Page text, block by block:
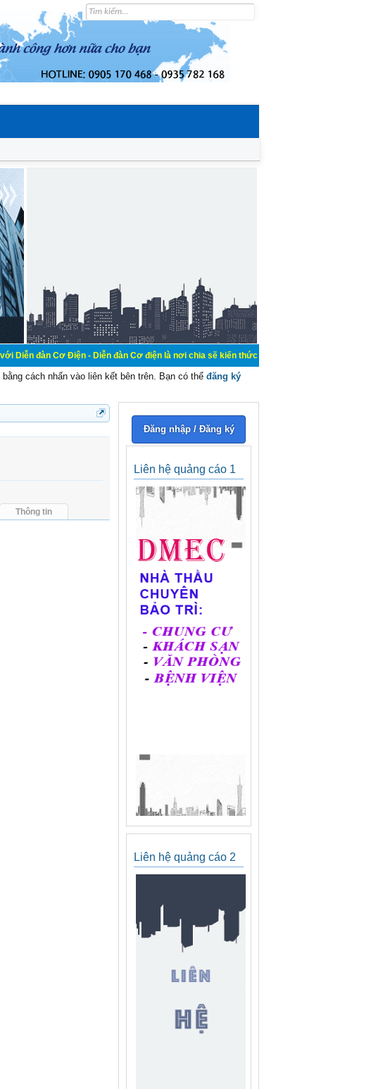
Cơ Điện - Diễn đàn Cơ điện là nơi chia sẽ kiến thức kinh nghiệm trong lãnh vực cơ điện,
bằng cách nhấn vào liên kết bên trên. Bạn có thể đăng ký
Thông tin
Đăng nhập / Đăng ký
Liên hệ quảng cáo 1
Liên hệ quảng cáo 2